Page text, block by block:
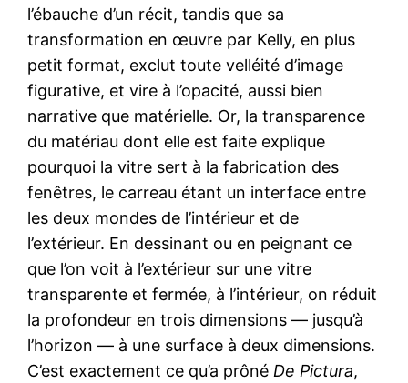
l’ébauche d’un récit, tandis que sa
transformation en œuvre par Kelly, en plus
petit format, exclut toute velléité d’image
figurative, et vire à l’opacité, aussi bien
narrative que matérielle. Or, la transparence
du matériau dont elle est faite explique
pourquoi la vitre sert à la fabrication des
fenêtres, le carreau étant un interface entre
les deux mondes de l’intérieur et de
l’extérieur. En dessinant ou en peignant ce
que l’on voit à l’extérieur sur une vitre
transparente et fermée, à l’intérieur, on réduit
la profondeur en trois dimensions — jusqu’à
l’horizon — à une surface à deux dimensions.
C’est exactement ce qu’a prôné De Pictura,